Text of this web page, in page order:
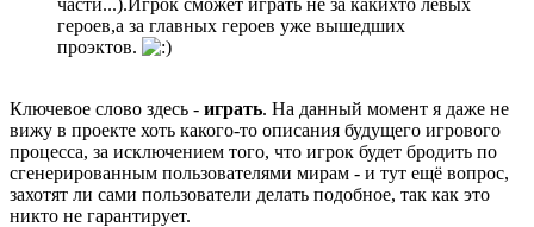
героев,а за главных героев уже вышедших
проэктов.
Ключевое слово здесь - играть. На данный момент я даже не
вижу в проекте хоть какого-то описания будущего игрового
процесса, за исключением того, что игрок будет бродить по
сгенерированным пользователями мирам - и тут ещё вопрос,
захотят ли сами пользователи делать подобное, так как это
никто не гарантирует.